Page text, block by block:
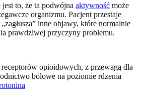
to, że ta podwójna aktywność może
organizmu. Pacjent przestaje
inne objawy, które normalnie
prawdziwej przyczyny problemu.
opioidowych, z przewagą dla
bólowe na poziomie rdzenia